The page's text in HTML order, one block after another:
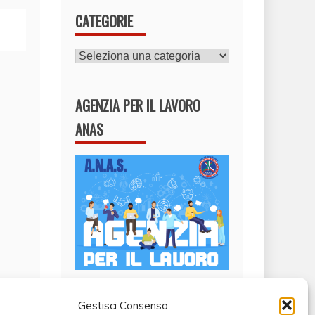
Gestisci Consenso
CATEGORIE
CATEGORIE
AGENZIA PER IL LAVORO
ANAS